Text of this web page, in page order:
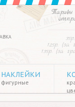
Тарифы
125р. (за
135р. (за
НАКЛЕЙКИ
фигурные